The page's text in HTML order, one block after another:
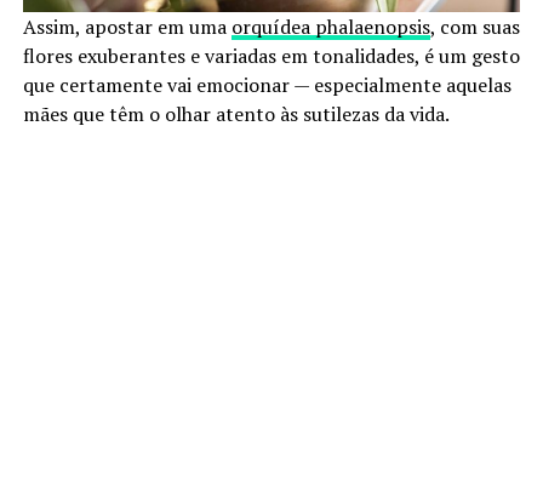
Assim, apostar em uma orquídea phalaenopsis, com suas
flores exuberantes e variadas em tonalidades, é um gesto
que certamente vai emocionar — especialmente aquelas
mães que têm o olhar atento às sutilezas da vida.